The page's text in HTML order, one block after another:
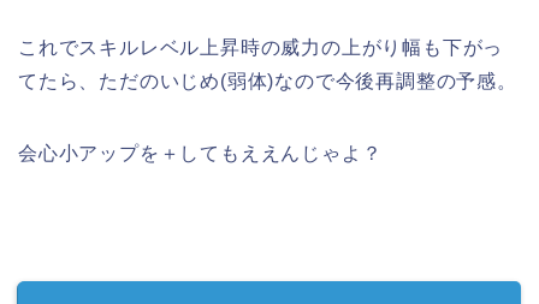
これでスキルレベル上昇時の威力の上がり幅も下がっ
てたら、ただのいじめ(弱体)なので今後再調整の予感。
会心小アップを＋してもええんじゃよ？